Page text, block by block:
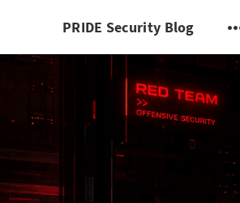
PRIDE Security Blog